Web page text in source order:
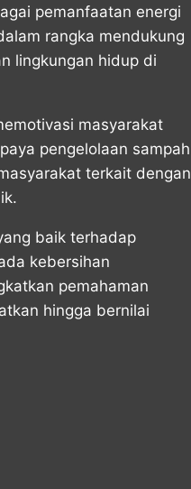
pemanfaatan energi
rangka mendukung
lingkungan hidup di
masyarakat
pengelolaan sampah
terkait dengan
baik terhadap
kebersihan
pemahaman
hingga bernilai